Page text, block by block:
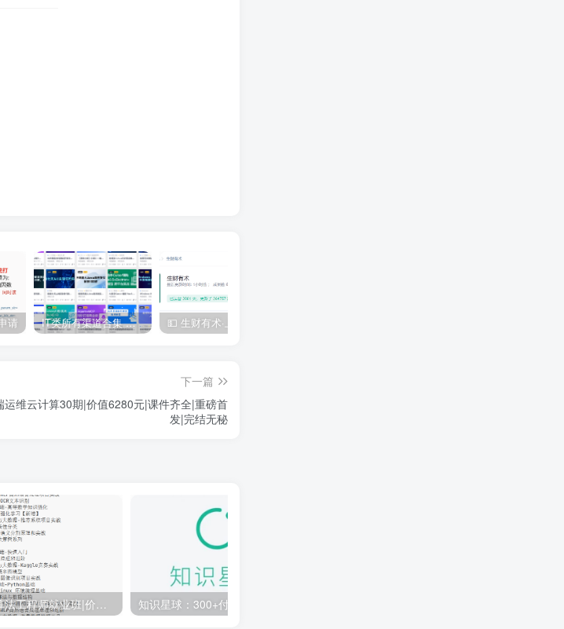
请 IT类所有渠道合集 持续日更，目前近四千多条资源 年费用户微信私信获取权限
下一篇
运维云计算30期|价值6280元|课件齐全|重磅首
发|完结无秘
百战-AI算法工程师就业班|价值18980元|冲击百万年薪|完结无秘